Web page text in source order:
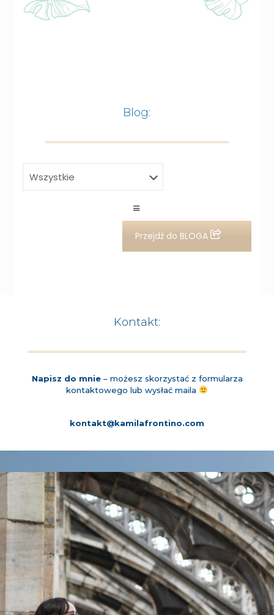
Blog:
Przejdź do BLOGA
Kontakt:
Napisz do mnie– możesz skorzystać z formularza
kontaktowego lub wysłać maila
kontakt@kamilafrontino.com